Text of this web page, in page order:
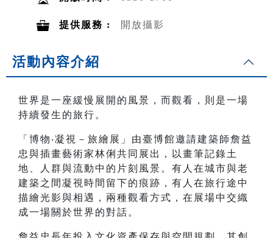
提供服務 : 開放攝影
活動內容介紹
世界是一座緩慢展開的風景，而觀看，則是一場
持續發生的旅行。
「博物‧凝視－旅繪展」由臺博館邀請建築師詹益
忠與插畫藝術家林俐共同展出，以畫筆記錄土
地、人群與流動中的片刻風景。有人在城市與老
建築之間凝視時間留下的痕跡，有人在旅行途中
描繪光影與相遇，兩種觀看方式，在展場中交織
成一場關於世界的對話。